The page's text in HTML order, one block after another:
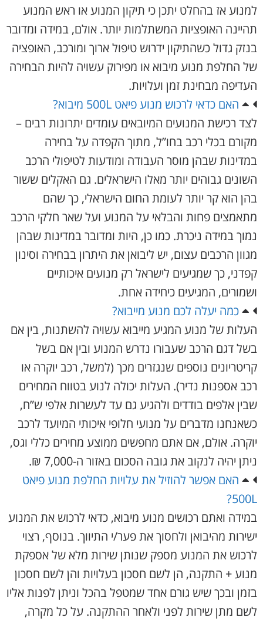
למנוע אז בהחלט יתכן כי תיקון המנוע או ראש המנוע
תהיינה האופציות המשתלמות יותר. אולם, במידה ומדובר
בנזק גדול כשהתיקון ידרוש טיפול ארוך ומורכב, האופציה
של החלפת מנוע מיבוא או מפירוק עשויה להיות הבחירה
העדיפה מבחינת זמן ועלויות.
האם כדאי לרכוש מנוע פיאט 500L מיבוא?
לצד רכישת המנועים המיובאים עומדים יתרונות רבים –
מקורם בכלי רכב בחו”ל, מתוך הקפדה על בחירה
במדינות שבהן מוסר העבודה ומודעות לטיפולי הרכב
השונים גבוהים יותר מאלו הישראלים. גם האקלים ששור
בהן הוא קר יותר לעומת החום הישראלי, כך שהם
מתאמצים פחות והבלאי על המנוע ועל שאר חלקי הרכב
נמוך במידה ניכרת. כמו כן, היות ומדובר במדינות שבהן
מגוון הרכבים עצום, יש ליבואן את היתרון בבחירה וסינון
קפדני, כך שמגיעים לישראל רק מנועים איכותיים
ושמורים, המגיעים כיחידה אחת.
כמה יעלה לכם מנוע מייבוא?
העלות של מנוע המגיע מייבוא עשויה להשתנות, בין אם
בשל דגם הרכב שעבורו נדרש המנוע ובין אם בשל
קריטריונים נוספים שנגזרים מכך (למשל, רכב יוקרה או
רכב אספנות נדיר). העלות יכולה לנוע בטווח המחירים
שבין אלפים בודדים ולהגיע גם עד לעשרות אלפי ש”ח,
כשאנחנו מדברים על מנועי חלופי איכותי המיועד לרכב
יוקרה. אולם, אם אתם מחפשים ממוצע מחירים כללי וגס,
ניתן יהיה לנקוב את גובה הסכום באזור ה-7,000 ₪.
האם אפשר להוזיל את עלויות החלפת מנוע פיאט
500L?
במידה ואתם רכושים מנוע מיבוא, כדאי לרכוש את המנוע
ישירות מהיבואן ולחסוך את פער/י התיווך. בנוסף, רצוי
לרכוש את המנוע מספק שנותן שירות מלא של אספקת
מנוע + התקנה, הן לשם חסכון בעלויות והן לשם חסכון
בזמן ובכך שיש גורם אחד שמטפל בהכל וניתן לפנות אליו
לשם מתן שירות לפני ולאחר ההתקנה. על כל מקרה,